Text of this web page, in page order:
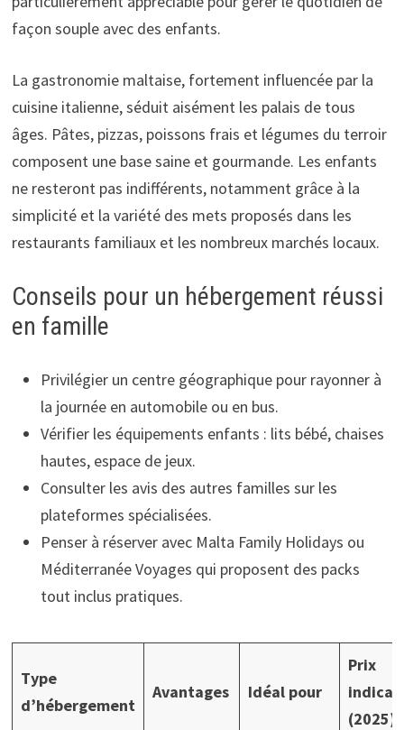
façon souple avec des enfants.
La gastronomie maltaise, fortement influencée par la
cuisine italienne, séduit aisément les palais de tous
âges. Pâtes, pizzas, poissons frais et légumes du terroir
composent une base saine et gourmande. Les enfants
ne resteront pas indifférents, notamment grâce à la
simplicité et la variété des mets proposés dans les
restaurants familiaux et les nombreux marchés locaux.
Conseils pour un hébergement réussi
en famille
Privilégier un centre géographique pour rayonner à
la journée en automobile ou en bus.
Vérifier les équipements enfants : lits bébé, chaises
hautes, espace de jeux.
Consulter les avis des autres familles sur les
plateformes spécialisées.
Penser à réserver avec Malta Family Holidays ou
Méditerranée Voyages qui proposent des packs
tout inclus pratiques.
Type
d’hébergement
Avantages Idéal pour
Prix
(2025)